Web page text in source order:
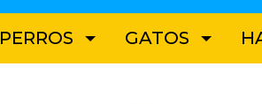
PERROS GATOS